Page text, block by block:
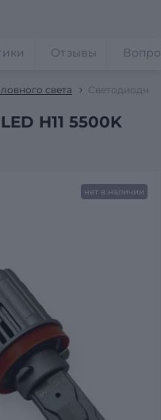
света Светодиодные
H11 5500K
Отзывы
нет в наличии